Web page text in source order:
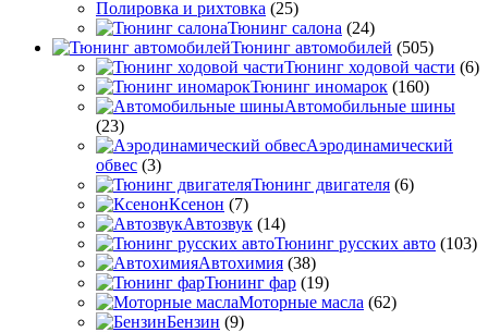
Полировка и рихтовка (25)
Тюнинг салона (24)
Тюнинг автомобилей (505)
Тюнинг ходовой части (6)
Тюнинг иномарок (160)
Автомобильные шины
(23)
Аэродинамический
обвес (3)
Тюнинг двигателя (6)
Ксенон (7)
Автозвук (14)
Тюнинг русских авто (103)
Автохимия (38)
Тюнинг фар (19)
Моторные масла (62)
Бензин (9)